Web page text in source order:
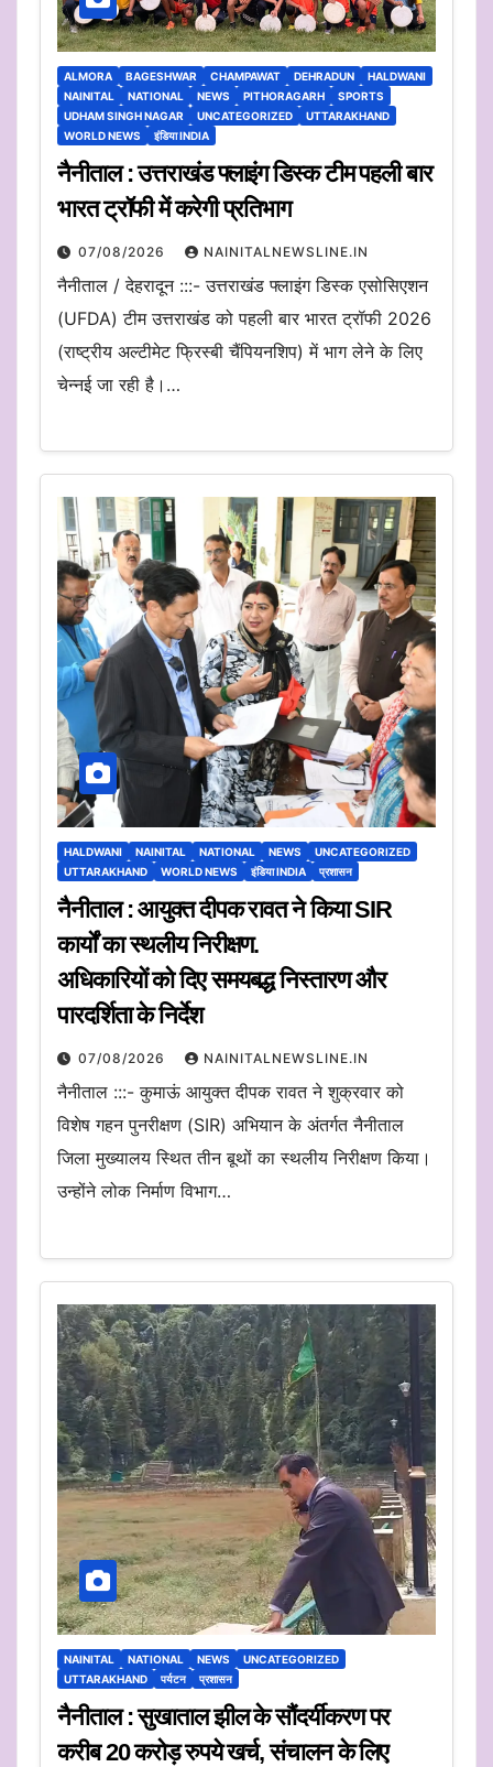
ALMORA BAGESHWAR CHAMPAWAT DEHRADUN
HALDWANI
NAINITAL
NATIONAL NEWS PITHORAGARH
SPORTS
UDHAM SINGH NAGAR
UNCATEGORIZED
UTTARAKHAND
WORLD NEWS
इंडिया INDIA
नैनीताल : उत्तराखंड फ्लाइंग डिस्क टीम पहली बार
भारत ट्रॉफी में करेगी प्रतिभाग
07/08/2026 NAINITALNEWSLINE.IN
नैनीताल / देहरादून :::- उत्तराखंड फ्लाइंग डिस्क एसोसिएशन
(UFDA) टीम उत्तराखंड को पहली बार भारत ट्रॉफी 2026
(राष्ट्रीय अल्टीमेट फ्रिस्बी चैंपियनशिप) में भाग लेने के लिए
चेन्नई जा रही है।…
HALDWANI NAINITAL NATIONAL NEWS
UNCATEGORIZED
UTTARAKHAND
WORLD NEWS इंडिया INDIA प्रशासन
नैनीताल : आयुक्त दीपक रावत ने किया SIR
कार्यों का स्थलीय निरीक्षण.
अधिकारियों को दिए समयबद्ध निस्तारण और
पारदर्शिता के निर्देश
07/08/2026 NAINITALNEWSLINE.IN
नैनीताल :::- कुमाऊं आयुक्त दीपक रावत ने शुक्रवार को
विशेष गहन पुनरीक्षण (SIR) अभियान के अंतर्गत नैनीताल
जिला मुख्यालय स्थित तीन बूथों का स्थलीय निरीक्षण किया।
उन्होंने लोक निर्माण विभाग…
NAINITAL NATIONAL NEWS
UNCATEGORIZED
UTTARAKHAND
पर्यटन प्रशासन
नैनीताल : सुखाताल झील के सौंदर्यीकरण पर
करीब 20 करोड़ रुपये खर्च, संचालन के लिए